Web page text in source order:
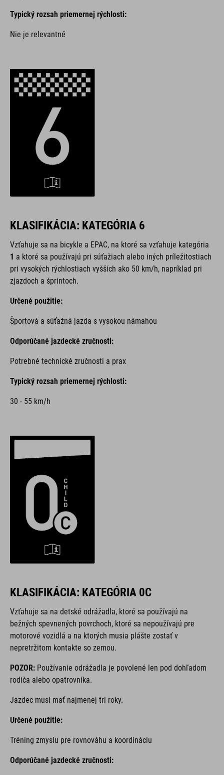
Typický rozsah priemernej rýchlosti:
Nie je relevantné
KLASIFIKÁCIA: KATEGÓRIA 6
Vzťahuje sa na bicykle a EPAC, na ktoré sa vzťahuje kategória
1 a ktoré sa používajú pri súťažiach alebo iných príležitostiach
pri vysokých rýchlostiach vyšších ako 50 km/h, napríklad pri
zjazdoch a šprintoch.
Určené použitie:
Športová a súťažná jazda s vysokou námahou
Odporúčané jazdecké zručnosti:
Potrebné technické zručnosti a prax
Typický rozsah priemernej rýchlosti:
30 - 55 km/h
KLASIFIKÁCIA: KATEGÓRIA 0C
Vzťahuje sa na detské odrážadla, ktoré sa používajú na
bežných spevnených povrchoch, ktoré sa nepoužívajú pre
motorové vozidlá a na ktorých musia plášte zostať v
nepretržitom kontakte so zemou.
POZOR: Používanie odrážadla je povolené len pod dohľadom
rodiča alebo opatrovníka.
Jazdec musí mať najmenej tri roky.
Určené použitie:
Tréning zmyslu pre rovnováhu a koordináciu
Odporúčané jazdecké zručnosti: